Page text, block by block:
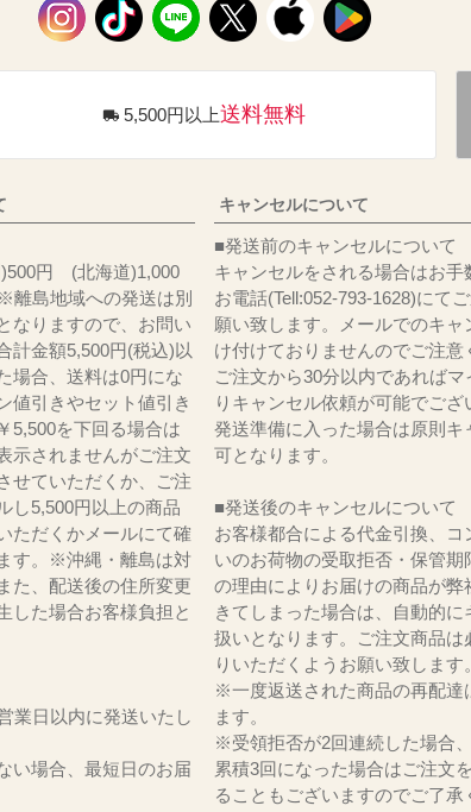
5,500円以上送料無料
て
円 (北海道)1,000
島地域への発送は別
なりますので、お問い
計金額5,500円(税込)以
場合、送料は0円にな
値引きやセット値引き
5,500を下回る場合は
示されませんがご注文
せていただくか、ご注
し5,500円以上の商品
ただくかメールにて確
す。※沖縄・離島は対
た、配送後の住所変更
した場合お客様負担と
業日以内に発送いたし
い場合、最短日のお届
キャンセルについて
■発送前のキャンセルについて
キャンセルをされる場合はお手
お電話(Tell:052-793-1628)にて
願い致します。メールでのキャ
け付けておりませんのでご注意
ご注文から30分以内であればマ
りキャンセル依頼が可能でござ
発送準備に入った場合は原則キ
可となります。
■発送後のキャンセルについて
お客様都合による代金引換、コ
いのお荷物の受取拒否・保管期
の理由によりお届けの商品が弊
きてしまった場合は、自動的に
扱いとなります。ご注文商品は
りいただくようお願い致します
※一度返送された商品の再配達
ます。
※受領拒否が2回連続した場合
累積3回になった場合はご注文
ることもございますのでご了承